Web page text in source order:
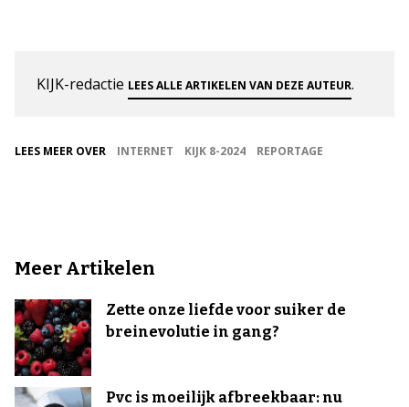
KIJK-redactie LEES ALLE ARTIKELEN VAN DEZE AUTEUR.
LEES MEER OVER INTERNET KIJK 8-2024 REPORTAGE
Meer Artikelen
Zette onze liefde voor suiker de
breinevolutie in gang?
Pvc is moeilijk afbreekbaar: nu